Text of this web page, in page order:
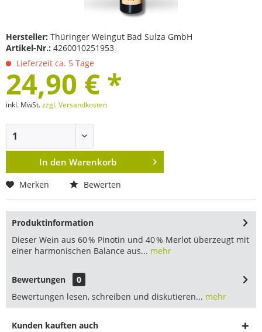
Hersteller: Thüringer Weingut Bad Sulza GmbH
Artikel-Nr.: 4260010251953
Lieferzeit ca. 5 Tage
24,90 € *
inkl. MwSt.zzgl. Versandkosten
In den Warenkorb
Merken Bewerten
Produktinformation
Dieser Wein aus 60 % Pinotin und 40 % Merlot überzeugt mit
einer harmonischen Balance aus... mehr
Bewertungen
0
Bewertungen lesen, schreiben und diskutieren... mehr
Kunden kauften auch